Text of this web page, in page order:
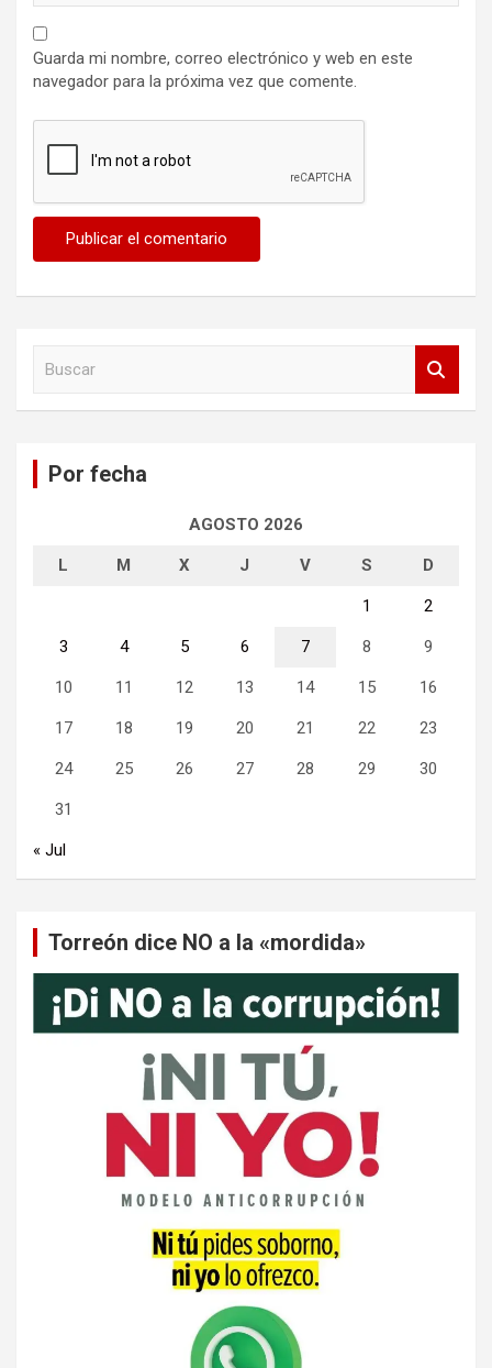
Guarda mi nombre, correo electrónico y web en este
navegador para la próxima vez que comente.
Por fecha
AGOSTO 2026
L M X J V S D
1 2
3 4 5 6 7 8 9
10 11 12 13 14 15 16
17 18 19 20 21 22 23
24 25 26 27 28 29 30
31
« Jul
Torreón dice NO a la «mordida»